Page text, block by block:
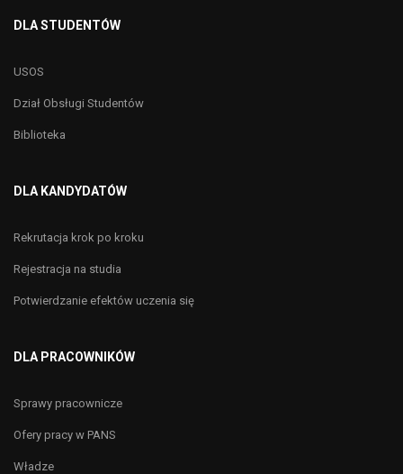
DLA STUDENTÓW
USOS
Dział Obsługi Studentów
Biblioteka
DLA KANDYDATÓW
Rekrutacja krok po kroku
Rejestracja na studia
Potwierdzanie efektów uczenia się
DLA PRACOWNIKÓW
Sprawy pracownicze
Ofery pracy w PANS
Władze